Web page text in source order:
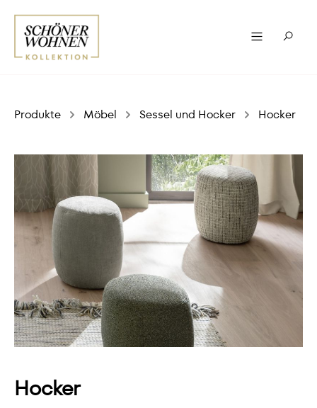
Produkte Möbel Sessel und Hocker Hocker
Hocker